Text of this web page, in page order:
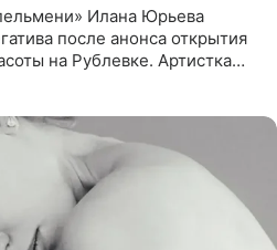
Илана Юрьева
после анонса открытия
на Рублевке. Артистка